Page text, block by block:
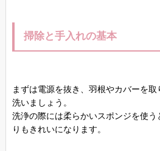
掃除と手入れの基本
まずは電源を抜き、羽根やカバーを
洗いましょう。
洗浄の際には柔らかいスポンジを使
りもきれいになります。